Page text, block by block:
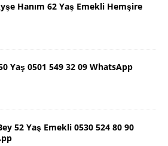
Hanım 62 Yaş Emekli Hemşire
Yaş 0501 549 32 09 WhatsApp
52 Yaş Emekli 0530 524 80 90